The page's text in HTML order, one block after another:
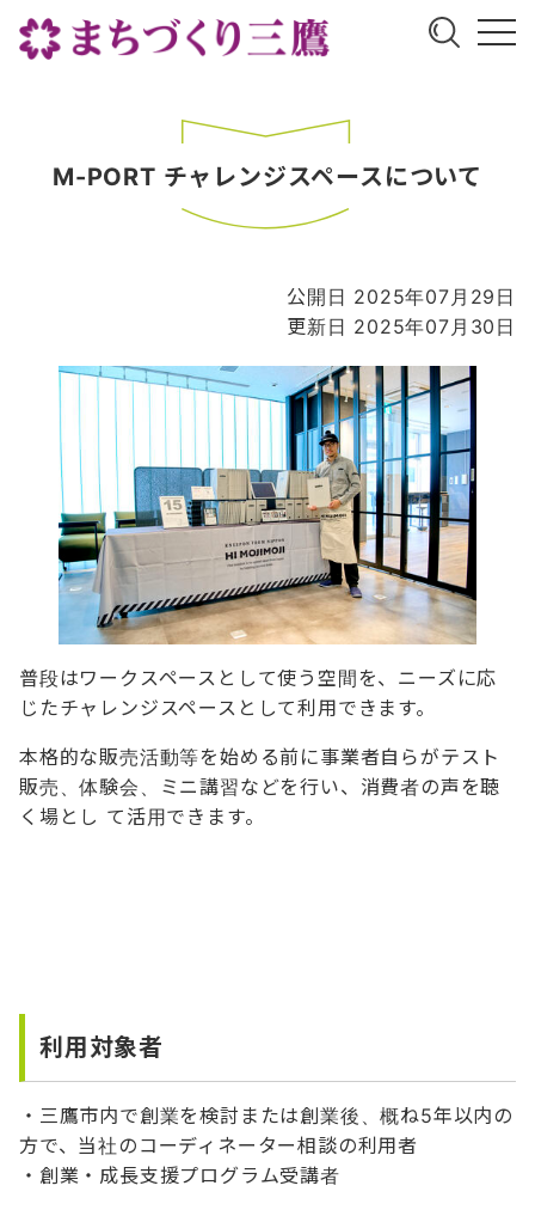
M-PORT チャレンジスペースについて
公開日 2025年07月29日
更新日 2025年07月30日
普段はワークスペースとして使う空間を、ニーズに応
じたチャレンジスペースとして利用できます。
本格的な販売活動等を始める前に事業者自らがテスト
販売、体験会、ミニ講習などを行い、消費者の声を聴
く場とし て活用できます。
利用対象者
・三鷹市内で創業を検討または創業後、概ね5年以内の
方で、当社のコーディネーター相談の利用者
・創業・成長支援プログラム受講者